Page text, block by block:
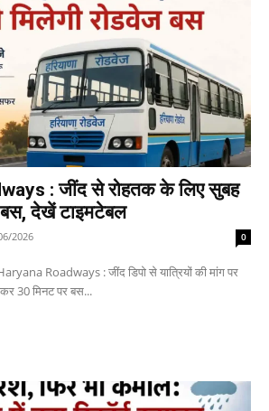
: जींद से रोहतक के लिए सुबह
बस, देखें टाइमटेबल
2026 0
Roadways : जींद डिपो से यात्रियों की मांग पर
30 मिनट पर बस...